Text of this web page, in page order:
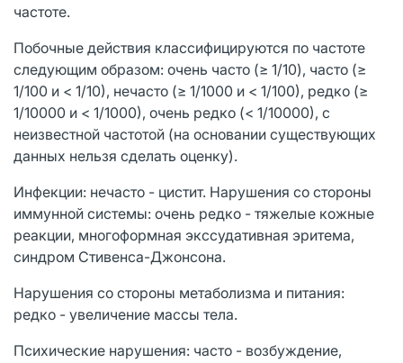
частоте.
Побочные действия классифицируются по частоте
следующим образом: очень часто (≥ 1/10), часто (≥
1/100 и < 1/10), нечасто (≥ 1/1000 и < 1/100), редко (≥
1/10000 и < 1/1000), очень редко (< 1/10000), с
неизвестной частотой (на основании существующих
данных нельзя сделать оценку).
Инфекции: нечасто - цистит. Нарушения со стороны
иммунной системы: очень редко - тяжелые кожные
реакции, многоформная экссудативная эритема,
синдром Стивенса-Джонсона.
Нарушения со стороны метаболизма и питания:
редко - увеличение массы тела.
Психические нарушения: часто - возбуждение,